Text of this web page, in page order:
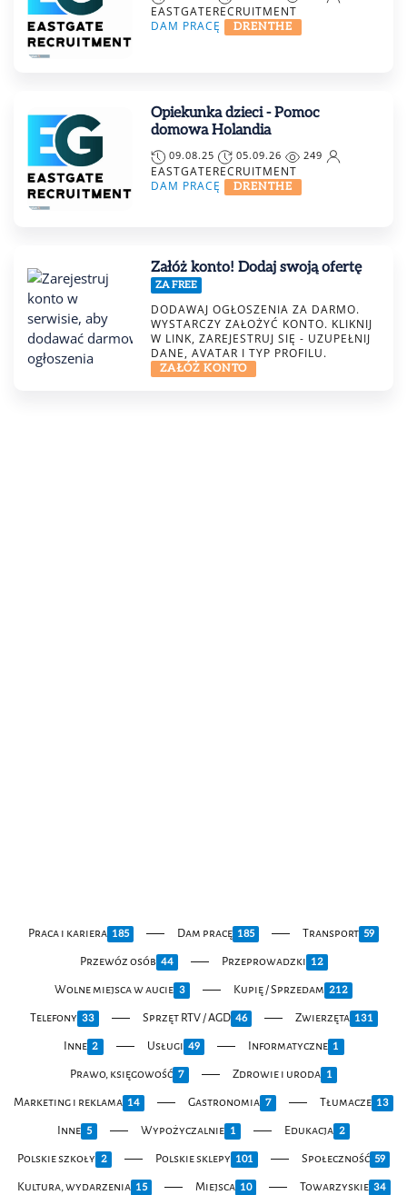
EASTGATERECRUITMENT
DAM PRACĘ
DRENTHE
Opiekunka dzieci - Pomoc
domowa Holandia
09.08.25 05.09.26 249
EASTGATERECRUITMENT
DAM PRACĘ
DRENTHE
Załóż konto! Dodaj swoją ofertę
ZA FREE
DODAWAJ OGŁOSZENIA ZA DARMO.
WYSTARCZY ZAŁOŻYĆ KONTO. KLIKNIJ
W LINK, ZAREJESTRUJ SIĘ - UZUPEŁNIJ
DANE, AVATAR I TYP PROFILU.
ZAŁÓŻ KONTO
Praca i kariera 185 Dam pracę 185 Transport 59
Przewóz osób 44 Przeprowadzki 12
Wolne miejsca w aucie 3 Kupię / Sprzedam 212
Telefony 33 Sprzęt RTV / AGD 46 Zwierzęta 131
Inne 2 Usługi 49 Informatyczne 1
Prawo, księgowość 7 Zdrowie i uroda 1
Marketing i reklama 14 Gastronomia 7 Tłumacze 13
Inne 5 Wypożyczalnie 1 Edukacja 2
Polskie szkoły 2 Polskie sklepy 101 Społeczność 59
Kultura, wydarzenia 15 Miejsca 10 Towarzyskie 34